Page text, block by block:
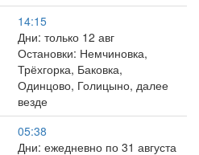
14:15
Дни: только 12 авг
Остановки: Немчиновка,
Трёхгорка, Баковка,
Одинцово, Голицыно, далее
везде
05:38
Дни: ежедневно по 31 августа